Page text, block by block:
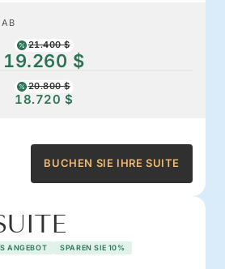
AB
21.400 $
19.260 $
20.800 $
18.720 $
BUCHEN SIE IHRE SUITE
ANGEBOT SPAREN SIE 10%